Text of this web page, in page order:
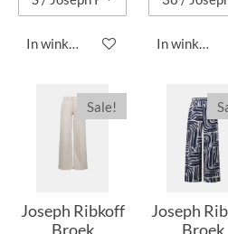
In winkelwagen In
Sale!
Joseph Ribkoff
Broek
Joseph
Broek